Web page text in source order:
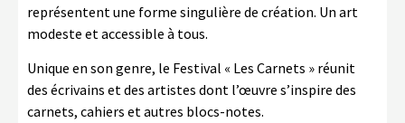
représentent une forme singulière de création. Un art
modeste et accessible à tous.
Unique en son genre, le Festival « Les Carnets » réunit
des écrivains et des artistes dont l’œuvre s’inspire des
carnets, cahiers et autres blocs-notes.